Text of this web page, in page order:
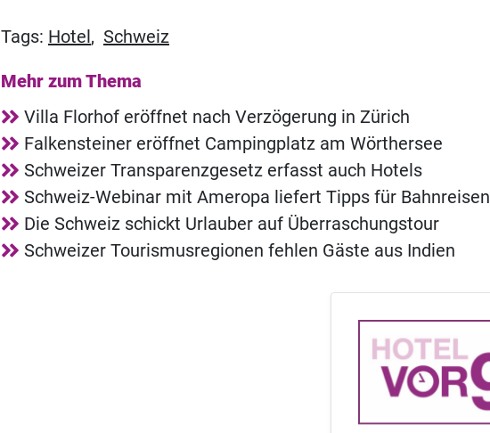
Tags: Hotel, Schweiz
Mehr zum Thema
Villa Florhof eröffnet nach Verzögerung in Zürich
Falkensteiner eröffnet Campingplatz am Wörthersee
Schweizer Transparenzgesetz erfasst auch Hotels
Schweiz-Webinar mit Ameropa liefert Tipps für Bahnreisen
Die Schweiz schickt Urlauber auf Überraschungstour
Schweizer Tourismusregionen fehlen Gäste aus Indien